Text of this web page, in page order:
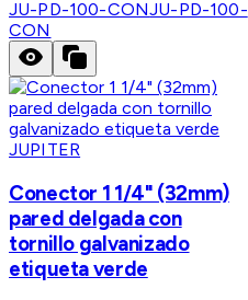
JU-PD-100-CONJU-PD-100-
CON
JUPITER
Conector 1 1/4" (32mm)
pared delgada con
tornillo galvanizado
etiqueta verde